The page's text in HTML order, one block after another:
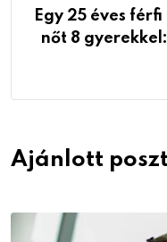
Egy 25 éves
nőt 8
Ajánlott